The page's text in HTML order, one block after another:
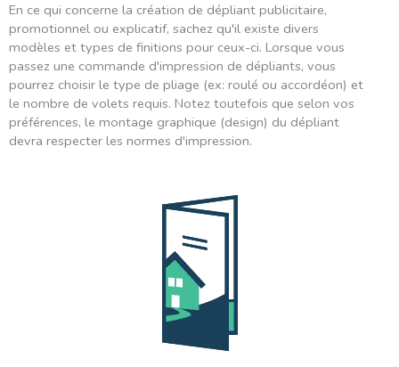
En ce qui concerne la création de dépliant publicitaire,
promotionnel ou explicatif, sachez qu'il existe divers
modèles et types de finitions pour ceux-ci. Lorsque vous
passez une commande d'impression de dépliants, vous
pourrez choisir le type de pliage (ex: roulé ou accordéon) et
le nombre de volets requis. Notez toutefois que selon vos
préférences, le montage graphique (design) du dépliant
devra respecter les normes d'impression.